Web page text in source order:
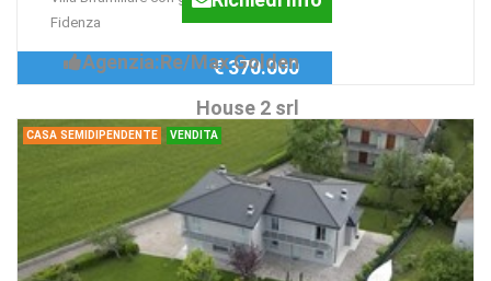
Fidenza
Agenzia:Re/Max Golden
House 2 srl
€ 370.000
CASA SEMIDIPENDENTE VENDITA